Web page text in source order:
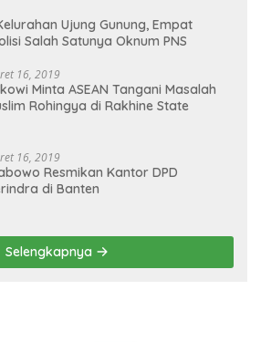
Ujung Gunung, Empat
Salah Satunya Oknum PNS
16, 2019
Minta ASEAN Tangani Masalah
Rohingya di Rakhine State
16, 2019
Resmikan Kantor DPD
di Banten
Selengkapnya